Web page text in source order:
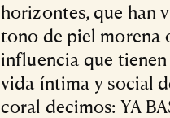
horizontes, que han
tono de piel morena
influencia que
vida íntima y social
coral decimos: YA